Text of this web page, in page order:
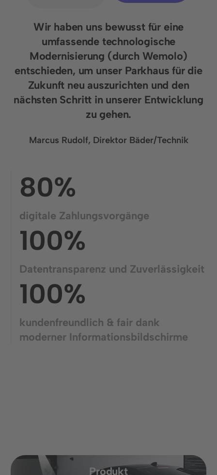
Wir haben uns bewusst für eine
umfassende technologische
Modernisierung (durch Wemolo)
entschieden, um unser Parkhaus für die
Zukunft neu auszurichten und den
nächsten Schritt in unserer Entwicklung
zu gehen.
Marcus Rudolf, Direktor Bäder/Technik
80%
digitale Zahlungsvorgänge
100%
Datentransparenz und Zuverlässigkeit
100%
kundenfreundlich & fair dank
moderner Informationsbildschirme
Produkt